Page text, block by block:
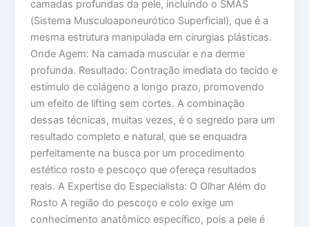
camadas profundas da pele, incluindo o SMAS
(Sistema Musculoaponeurótico Superficial), que é a
mesma estrutura manipulada em cirurgias plásticas.
Onde Agem: Na camada muscular e na derme
profunda. Resultado: Contração imediata do tecido e
estímulo de colágeno a longo prazo, promovendo
um efeito de lifting sem cortes. A combinação
dessas técnicas, muitas vezes, é o segredo para um
resultado completo e natural, que se enquadra
perfeitamente na busca por um procedimento
estético rosto e pescoço que ofereça resultados
reais. A Expertise do Especialista: O Olhar Além do
Rosto A região do pescoço e colo exige um
conhecimento anatômico específico, pois a pele é